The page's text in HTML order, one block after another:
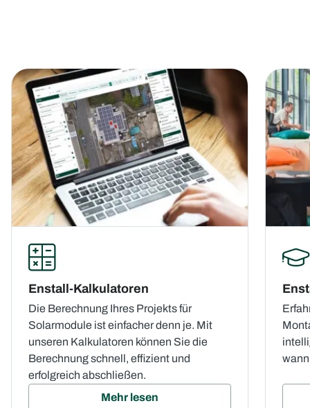
Enstall-Kalkulatoren
Die Berechnung Ihres Projekts für
Solarmodule ist einfacher denn je. Mit
unseren Kalkulatoren können Sie die
Berechnung schnell, effizient und
erfolgreich abschließen.
Mehr lesen